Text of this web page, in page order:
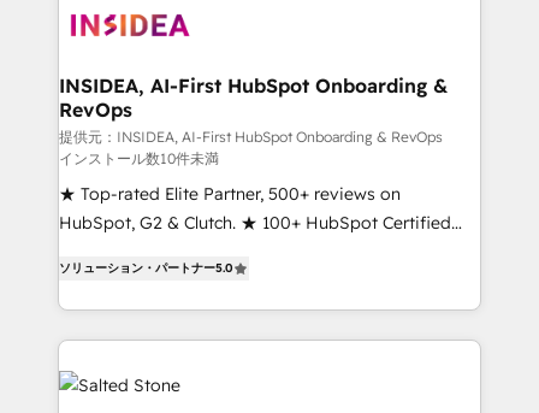
INSIDEA, AI-First HubSpot Onboarding &
RevOps
提供元：INSIDEA, AI-First HubSpot Onboarding & RevOps
インストール数10件未満
★ Top-rated Elite Partner, 500+ reviews on
HubSpot, G2 & Clutch. ★ 100+ HubSpot Certified
implementations across five continents ★ AI-First,
RevOps-led, Onboarding obsessed ★ Company of
the Year 2024/25 INSIDEA helps growing companies
turn HubSpot into a revenue engine. We onboard
your team, migrate your data, and build AI-powered
ソリューション・パートナー5.0